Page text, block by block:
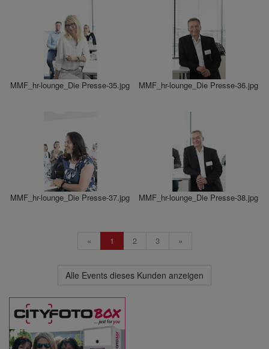
MMF_hr-lounge_Die Presse-35.jpg MMF_hr-lounge_Die Presse-36.jpg
MMF_hr-lounge_Die Presse-37.jpg MMF_hr-lounge_Die Presse-38.jpg
« 1 2 3 »
Alle Events dieses Kunden anzeigen